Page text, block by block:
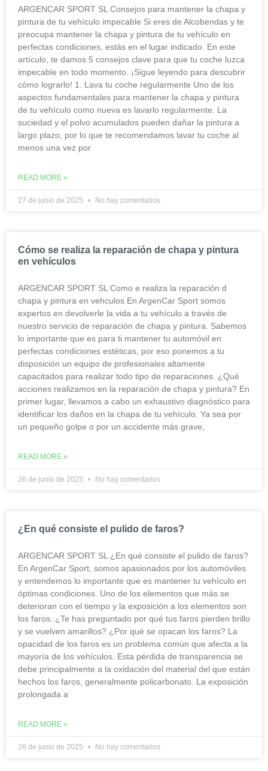
ARGENCAR SPORT SL Consejos para mantener la chapa y
pintura de tu vehículo impecable Si eres de Alcobendas y te
preocupa mantener la chapa y pintura de tu vehículo en
perfectas condiciones, estás en el lugar indicado. En este
artículo, te damos 5 consejos clave para que tu coche luzca
impecable en todo momento. ¡Sigue leyendo para descubrir
cómo lograrlo! 1. Lava tu coche regularmente Uno de los
aspectos fundamentales para mantener la chapa y pintura
de tu vehículo como nueva es lavarlo regularmente. La
suciedad y el polvo acumulados pueden dañar la pintura a
largo plazo, por lo que te recomendamos lavar tu coche al
menos una vez por
READ MORE »
27 de junio de 2025 No hay comentarios
Cómo se realiza la reparación de chapa y pintura
en vehículos
ARGENCAR SPORT SL Como e realiza la reparación d
chapa y pintura en vehculos En ArgenCar Sport somos
expertos en devolverle la vida a tu vehículo a través de
nuestro servicio de reparación de chapa y pintura. Sabemos
lo importante que es para ti mantener tu automóvil en
perfectas condiciones estéticas, por eso ponemos a tu
disposición un equipo de profesionales altamente
capacitados para realizar todo tipo de reparaciones. ¿Qué
acciones realizamos en la reparación de chapa y pintura? En
primer lugar, llevamos a cabo un exhaustivo diagnóstico para
identificar los daños en la chapa de tu vehículo. Ya sea por
un pequeño golpe o por un accidente más grave,
READ MORE »
26 de junio de 2025 No hay comentarios
¿En qué consiste el pulido de faros?
ARGENCAR SPORT SL ¿En qué consiste el pulido de faros?
En ArgenCar Sport, somos apasionados por los automóviles
y entendemos lo importante que es mantener tu vehículo en
óptimas condiciones. Uno de los elementos que más se
deterioran con el tiempo y la exposición a los elementos son
los faros. ¿Te has preguntado por qué tus faros pierden brillo
y se vuelven amarillos? ¿Por qué se opacan los faros? La
opacidad de los faros es un problema común que afecta a la
mayoría de los vehículos. Esta pérdida de transparencia se
debe principalmente a la oxidación del material del que están
hechos los faros, generalmente policarbonato. La exposición
prolongada a
READ MORE »
26 de junio de 2025 No hay comentarios